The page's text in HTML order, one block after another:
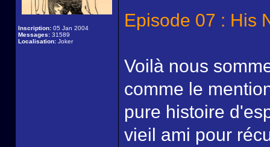
Inscription: 05 Jan 2004
Messages: 31589
Localisation: Joker
Episode 07 : His
Voilà nous
comme le
pure histoire
vieil ami pour